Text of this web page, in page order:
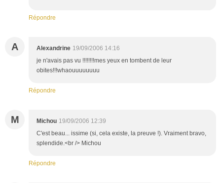
Répondre
A Alexandrine 19/09/2006 14:16
je n'avais pas vu !!!!!!!!mes yeux en tombent de leur
obites!!!whaouuuuuuuu
Répondre
M Michou 19/09/2006 12:39
C'est beau... issime (si, cela existe, la preuve !). Vraiment bravo,
splendide.<br /> Michou
Répondre